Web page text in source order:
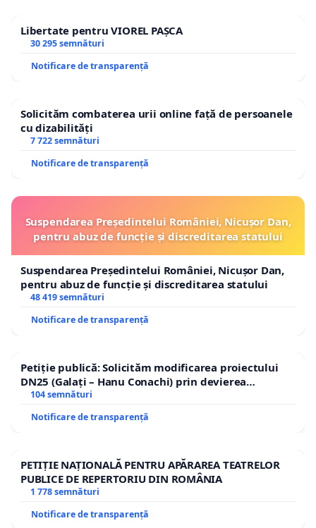
Libertate pentru VIOREL PAȘCA
30 295 semnături
Notificare de transparență
Solicităm combaterea urii online față de persoanele
cu dizabilități
7 722 semnături
Notificare de transparență
Suspendarea Președintelui României, Nicușor Dan,
pentru abuz de funcție și discreditarea statului
Suspendarea Președintelui României, Nicușor Dan,
pentru abuz de funcție și discreditarea statului
48 419 semnături
Notificare de transparență
Petiție publică: Solicităm modificarea proiectului
DN25 (Galați – Hanu Conachi) prin devierea
traseului în afara localităților!
104 semnături
Notificare de transparență
PETIȚIE NAȚIONALĂ PENTRU APĂRAREA TEATRELOR
PUBLICE DE REPERTORIU DIN ROMÂNIA
1 778 semnături
Notificare de transparență